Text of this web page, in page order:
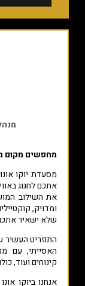
מחפשים מקום
מסעדת יוקו
אתכם לחגוג
את השילוב
ומדויק,
שלא ישאיר
התפריט העשיר
קינוחים ועוד,
אנחנו ביוקו